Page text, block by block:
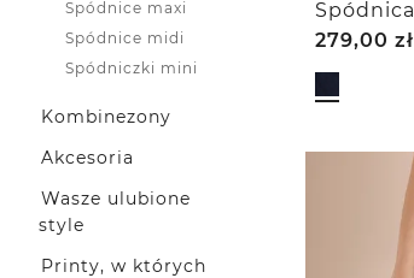
Spódnice maxi
Spódnice midi
Spódniczki mini
Kombinezony
Akcesoria
Wasze ulubione
style
Printy, w których
279,00zł